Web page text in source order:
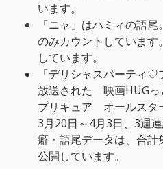
います。
「ニャ」はハミィの語
のみカウントしています
しています。
「デリシャスパーティ
放送された「映画HUG
プリキュア オールスタ
3月20日～4月3日、3週
癖・語尾データは、合
公開しています。